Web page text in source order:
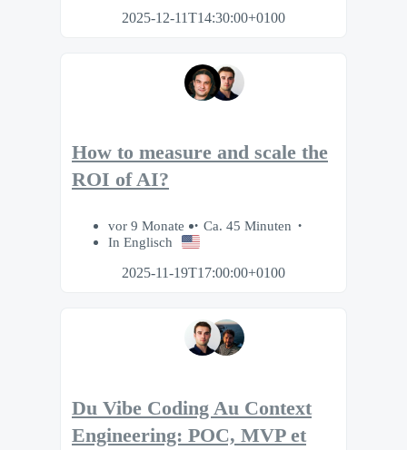
2025-12-11T14:30:00+0100
How to measure and scale the
ROI of AI?
vor 9 Monate
Ca. 45 Minuten
In Englisch
2025-11-19T17:00:00+0100
Du Vibe Coding Au Context
Engineering: POC, MVP et